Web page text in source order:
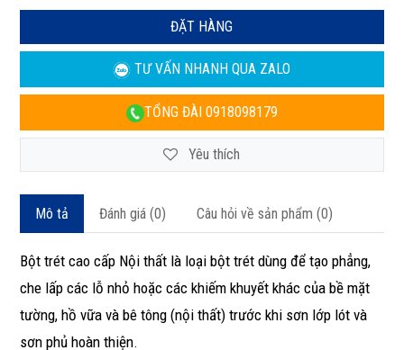
ĐẶT HÀNG
TƯ VẤN NHANHQUA ZALO
TỔNG ĐÀI 0918098179
Yêu thích
Mô tả Đánh giá (0) Câu hỏi về sản phẩm (0)
Bột trét cao cấp Nội thất là loại bột trét dùng để tạo phẳng,
che lấp các lỗ nhỏ hoặc các khiếm khuyết khác của bề mặt
tường, hồ vữa và bê tông (nội thất) trước khi sơn lớp lót và
sơn phủ hoàn thiện.